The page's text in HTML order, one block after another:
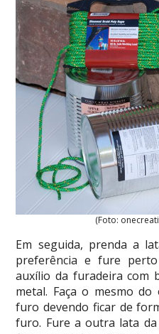
(Foto:
Em seguida, prenda a
preferência e fure
auxílio da furadeira com
metal. Faça o mesmo
furo devendo ficar de
furo. Fure a outra lata